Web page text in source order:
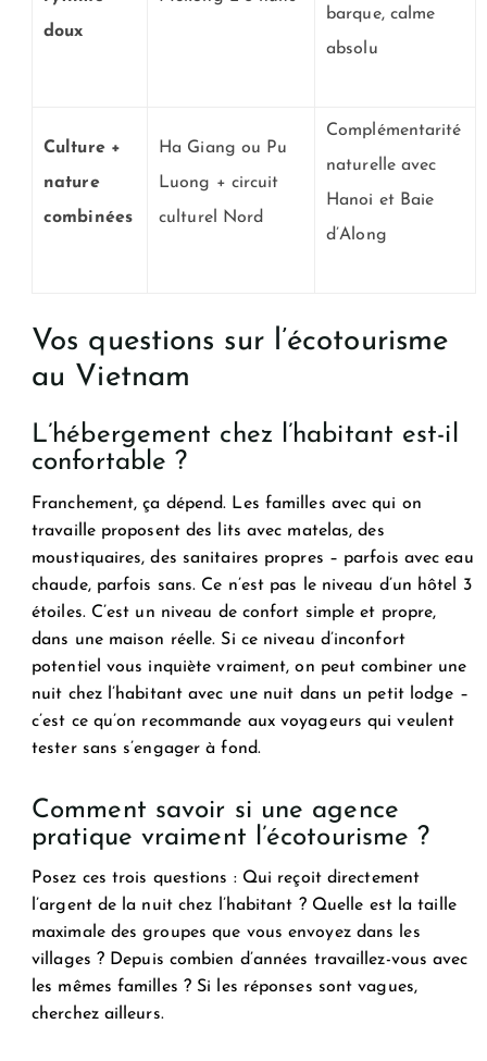
doux
barque, calme
absolu
Culture +
nature
combinées
Ha Giang ou Pu
Luong + circuit
culturel Nord
Complémentarité
naturelle avec
Hanoi et Baie
d’Along
Vos questions sur l’écotourisme
au Vietnam
L’hébergement chez l’habitant est-il
confortable ?
Franchement, ça dépend. Les familles avec qui on
travaille proposent des lits avec matelas, des
moustiquaires, des sanitaires propres – parfois avec eau
chaude, parfois sans. Ce n’est pas le niveau d’un hôtel 3
étoiles. C’est un niveau de confort simple et propre,
dans une maison réelle. Si ce niveau d’inconfort
potentiel vous inquiète vraiment, on peut combiner une
nuit chez l’habitant avec une nuit dans un petit lodge –
c’est ce qu’on recommande aux voyageurs qui veulent
tester sans s’engager à fond.
Comment savoir si une agence
pratique vraiment l’écotourisme ?
Posez ces trois questions : Qui reçoit directement
l’argent de la nuit chez l’habitant ? Quelle est la taille
maximale des groupes que vous envoyez dans les
villages ? Depuis combien d’années travaillez-vous avec
les mêmes familles ? Si les réponses sont vagues,
cherchez ailleurs.